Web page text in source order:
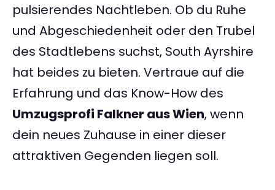
pulsierendes Nachtleben. Ob du Ruhe
und Abgeschiedenheit oder den Trubel
des Stadtlebens suchst, South Ayrshire
hat beides zu bieten. Vertraue auf die
Erfahrung und das Know-How des
Umzugsprofi Falkner aus Wien, wenn
dein neues Zuhause in einer dieser
attraktiven Gegenden liegen soll.